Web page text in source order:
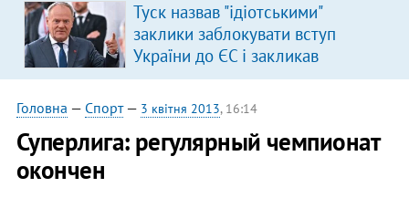
Туск назвав "ідіотськими"
заклики заблокувати вступ
України до ЄС і закликав
припинити антиукраїнську
риторику
Головна — Спорт— 3 квітня 2013, 16:14
Суперлига: регулярный чемпионат
окончен